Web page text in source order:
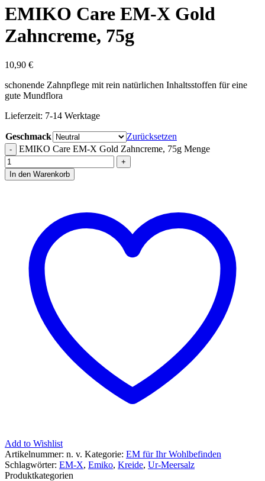
EMIKO Care EM-X Gold
Zahncreme, 75g
10,90 €
schonende Zahnpflege mit rein natürlichen Inhaltsstoffen für eine
gute Mundflora
Lieferzeit: 7-14 Werktage
Geschmack
Zurücksetzen
EMIKO Care EM-X Gold Zahncreme, 75g Menge
In den Warenkorb
Add to Wishlist
Artikelnummer: n. v. Kategorie: EM für Ihr Wohlbefinden
Schlagwörter: EM-X, Emiko, Kreide, Ur-Meersalz
Produktkategorien